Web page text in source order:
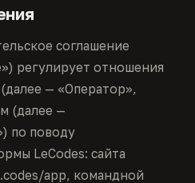
соглашение
регулирует отношения
— «Оператор»,
(далее —
по поводу
LeCodes: сайта
app, командной